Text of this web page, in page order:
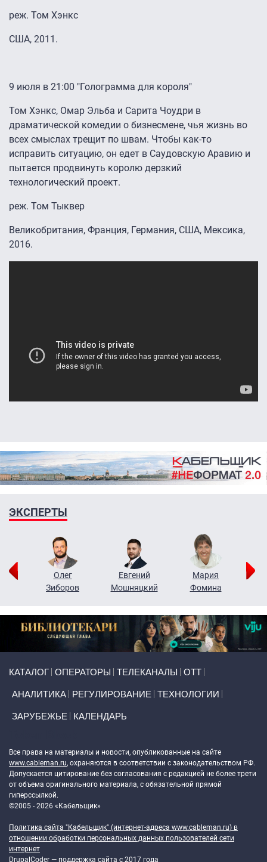
реж. Том Хэнкс
США, 2011.
9 июля в 21:00 "Голограмма для короля"
Том Хэнкс, Омар Эльба и Сарита Чоудри в
драматической комедии о бизнесмене, чья жизнь во
всех смыслах трещит по швам. Чтобы как-то
исправить ситуацию, он едет в Саудовскую Аравию и
пытается продвинуть королю дерзкий
технологический проект.
реж. Том Тыквер
Великобритания, Франция, Германия, США, Мексика,
2016.
ЭКСПЕРТЫ
Олег
Зиборов
Евгений
Мошняцкий
Мария
Фомина
КАТАЛОГ ОПЕРАТОРЫ ТЕЛЕКАНАЛЫ ОТТ
АНАЛИТИКА РЕГУЛИРОВАНИЕ ТЕХНОЛОГИИ
ЗАРУБЕЖЬЕ КАЛЕНДАРЬ
Все права на материалы и новости, опубликованные на сайте
www.cableman.ru, охраняются в соответствии с законодательством РФ.
Допускается цитирование без согласования с редакцией не более трети
от объема оригинального материала, с обязательной прямой
гиперссылкой.
©2005 - 2026 «Кабельщик»
Политика сайта "Кабельщик" (интернет-адреса www.cableman.ru) в
отношении обработки персональных данных пользователей сети
интернет
DrupalCoder — поддержка сайта c 2017 года